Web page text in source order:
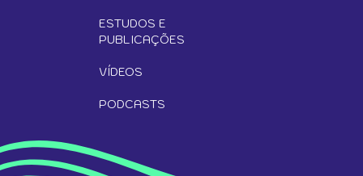
ESTUDOS E
PUBLICAÇÕES
VÍDEOS
PODCASTS